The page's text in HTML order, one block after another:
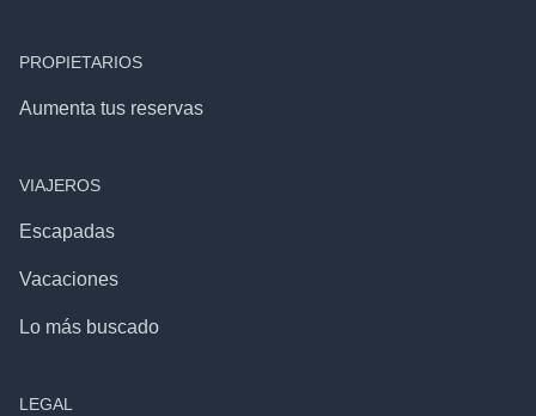
PROPIETARIOS
Aumenta tus reservas
VIAJEROS
Escapadas
Vacaciones
Lo más buscado
LEGAL